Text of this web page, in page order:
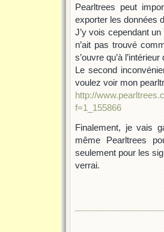
Pearltrees peut
exporter les données
J’y vois cependant
n’ait pas trouvé
s’ouvre qu’à
Le second
voulez voir mon
http://
f=1_155866
Finalement, je vais
même Pearltrees
seulement pour les
verrai.